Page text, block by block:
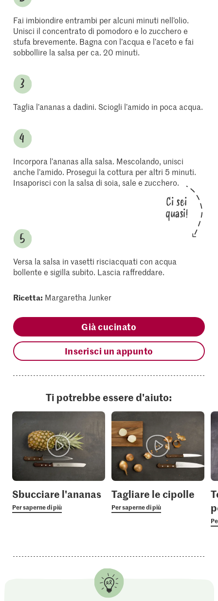
Fai imbiondire entrambi per alcuni minuti nell’olio.
Unisci il concentrato di pomodoro e lo zucchero e
stufa brevemente. Bagna con l’acqua e l’aceto e fai
sobbollire la salsa per ca. 20 minuti.
Taglia l’ananas a dadini. Sciogli l’amido in poca acqua.
Incorpora l’ananas alla salsa. Mescolando, unisci
anche l’amido. Prosegui la cottura per altri 5 minuti.
Insaporisci con la salsa di soia, sale e zucchero.
Ci sei
quasi!
Versa la salsa in vasetti risciacquati con acqua
bollente e sigilla subito. Lascia raffreddare.
Ricetta: Margaretha Junker
Già cucinato
Inserisci un appunto
Ti potrebbe essere d'aiuto:
Sbucciare l'ananas
Per saperne di più
Tagliare le cipolle
Per saperne di più